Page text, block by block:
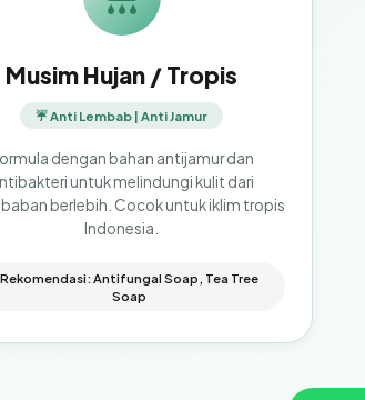
Musim Hujan / Tropis
☔ Anti Lembab | Anti Jamur
dengan bahan antijamur dan
untuk melindungi kulit dari
berlebih. Cocok untuk iklim tropis
Indonesia.
Rekomendasi: Antifungal Soap, Tea Tree
Soap